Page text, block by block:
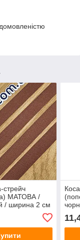
стрейч
МАТОВА /
/ ширина 2 см
від 1 метра